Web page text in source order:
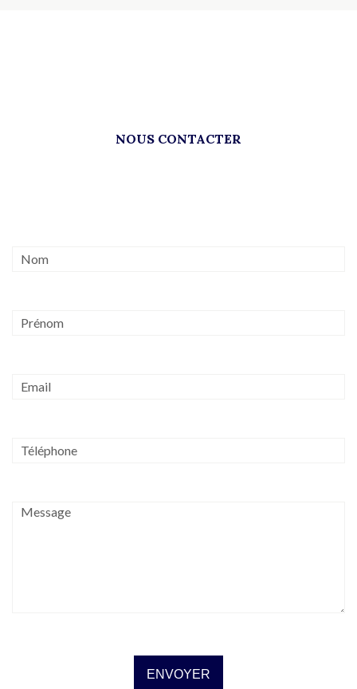
NOUS CONTACTER